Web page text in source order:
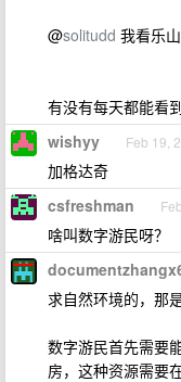
@solitudd 我看乐
有没有每天都能看
wishyy Feb 19,
加格达奇
csfreshman
啥叫数字游民呀？
求自然环境的，那
数字游民首先需要
房，这种资源需要